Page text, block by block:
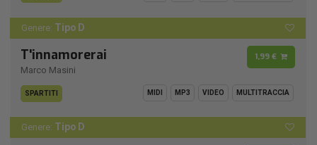
Genere: Tipo D
T'innamorerai
Marco Masini
1,99 €
SPARTITI MIDI MP3 VIDEO MULTITRACCIA
Genere: Tipo D